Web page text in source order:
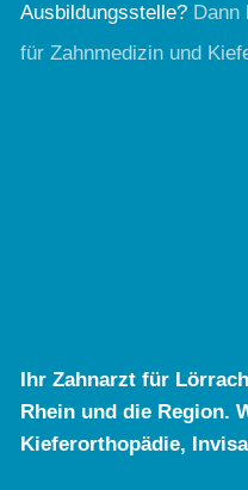
Ausbildungsstelle? Dann
für Zahnmedizin und
Ihr Zahnarzt für
Rhein und die Region.
Kieferorthopädie,